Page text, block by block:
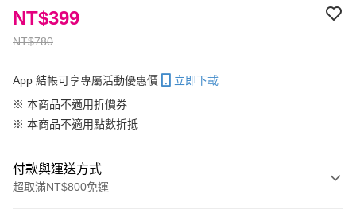
NT$780
NT$399
App 結帳可享專屬活動優惠價
立即下載
※ 本商品不適用折價券
※ 本商品不適用點數折抵
付款與運送方式
超取滿NT$800免運